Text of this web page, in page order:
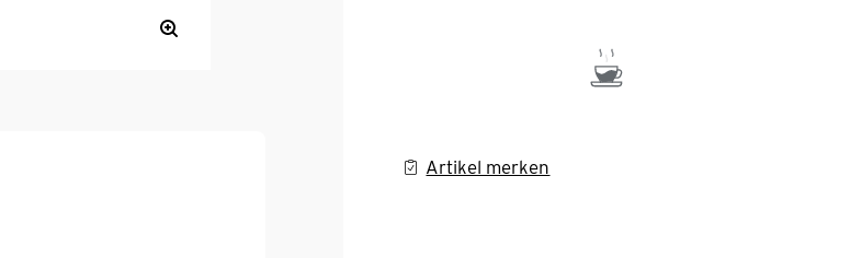
Artikel merken